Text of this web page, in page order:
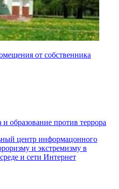
образование против террора
центр информацонного
и экстремизму в
и сети Интернет